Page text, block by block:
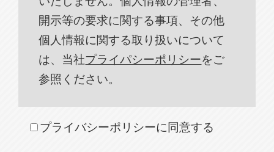
開示等の要求に関する事項、その他
個人情報に関する取り扱いについて
は、当社プライパシーポリシーをご
参照ください。
プライバシーポリシーに同意する